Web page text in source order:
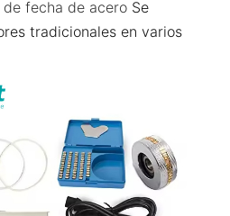
fecha de acero Se
tradicionales en varios